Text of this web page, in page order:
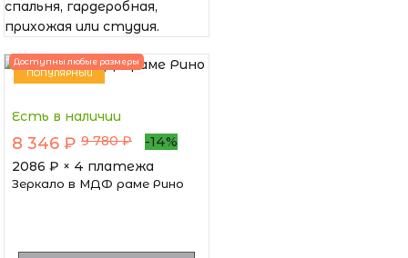
спальня, гардеробная,
прихожая или студия.
ПОПУЛЯРНЫЙ
Доступны любые размеры
Есть в наличии
8 346 ₽ 9 780 ₽
-14%
2086 ₽ × 4 платежа
Зеркало в МДФ раме Рино